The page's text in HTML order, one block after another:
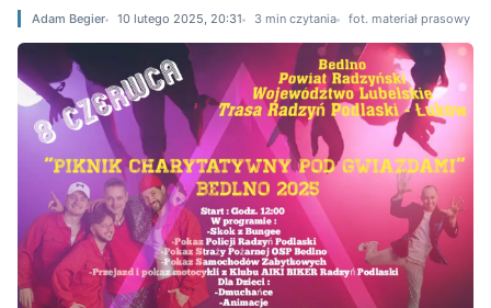
Adam Begier 10 lutego 2025, 20:31 3 min czytania fot. materiał prasowy